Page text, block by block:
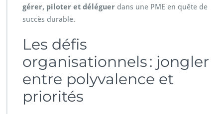
gérer, piloter et déléguer dans une PME en quête de
succès durable.
Les défis
organisationnels : jongler
entre polyvalence et
priorités